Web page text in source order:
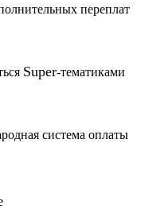
переплат
Super-тематиками
система оплаты